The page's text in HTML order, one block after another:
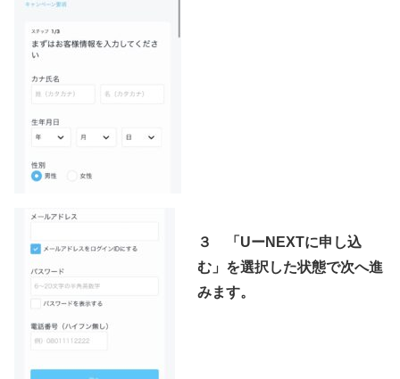
３ 「UーNEXTに申し込
む」を選択した状態で次へ進
みます。